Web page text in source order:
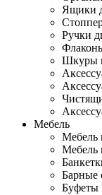
Ящики
Ручки
Шкуры
Мебель
Мебель
Мебель
Барные
Буфеты